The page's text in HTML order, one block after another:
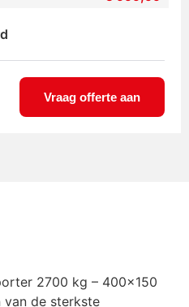
met
Vraag offerte aan
2700 kg – 400×150
van de sterkste